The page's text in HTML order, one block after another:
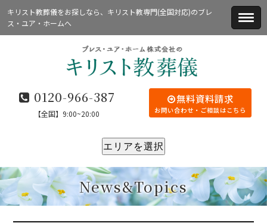
キリスト教葬儀をお探しなら、キリスト教専門(全国対応)のブレ
ス・ユア・ホームへ
無料資料請求
お問い合わせ・ご相談はこちら
0120-966-387
【全国】9:00~20:00
エリアを選択
News&Topics